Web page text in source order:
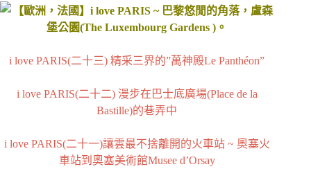
i love PARIS(二十三) 精采三界的”萬神殿Le Panthéon”
i love PARIS(二十二) 漫步在巴士底廣場(Place de la
Bastille)的巷弄中
i love PARIS(二十一)讓雲最不捨離開的火車站 ~ 奧塞火
車站到奧塞美術館Musee d’Orsay